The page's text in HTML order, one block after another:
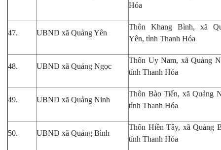
Hóa
47. UBND xã Quảng Yên
Thôn Khang Bình, xã
Yên, tỉnh Thanh Hóa
48. UBND xã Quảng Ngọc
Thôn Uy Nam, xã Quảng
tỉnh Thanh Hóa
49. UBND xã Quảng Ninh
Thôn Bào Tiến, xã Quảng
tỉnh Thanh Hóa
50. UBND xã Quảng Bình
Thôn Hiền Tây, xã Quảng
tỉnh Thanh Hóa